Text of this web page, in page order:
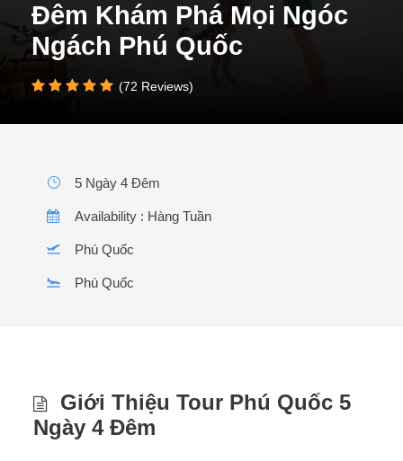
Đêm Khám Phá Mọi Ngóc
Ngách Phú Quốc
(72 Reviews)
5 Ngày 4 Đêm
Availability : Hàng Tuần
Phú Quốc
Phú Quốc
Giới Thiệu Tour Phú Quốc 5
Ngày 4 Đêm